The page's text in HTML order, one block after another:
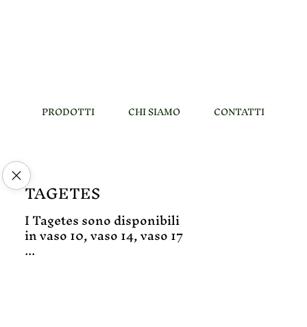
PRODOTTI CHI SIAMO CONTATTI
TAGETES
I Tagetes sono disponibili
in vaso 10, vaso 14, vaso 17
...